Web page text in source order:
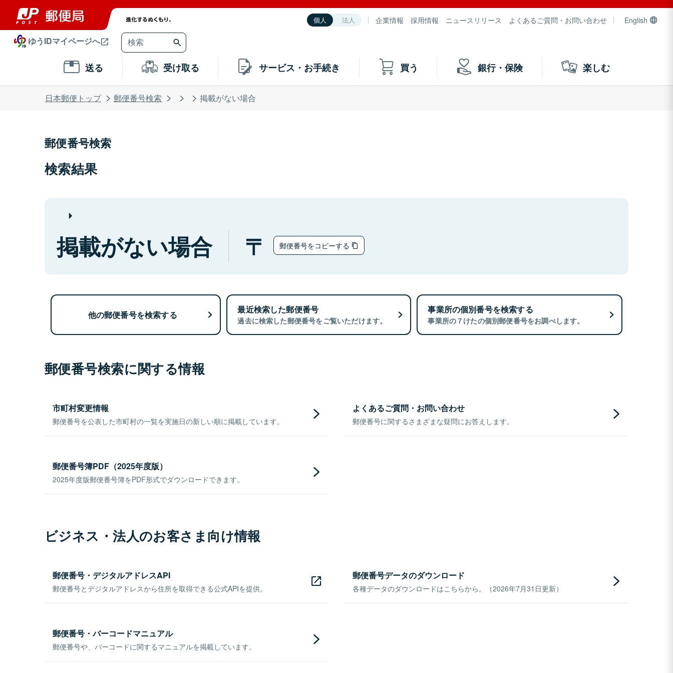
個人 法人 企業情報 採用情報 ニュースリリース よくあるご質問・お問い合わせ English
ゆうIDマイページへ
送る 受け取る サービス・お手続き 買う 銀行・保険 楽しむ
日本郵便トップ 郵便番号検索 掲載がない場合
郵便番号検索
検索結果
掲載がない場合 郵便番号をコピーする
他の郵便番号を検索する 最近検索した郵便番号
過去に検索した郵便番号をご覧いただけます。
事業所の個別番号を検索する
事業所の７けたの個別郵便番号をお調べします。
郵便番号検索に関する情報
市町村変更情報
郵便番号を公表した市町村の一覧を実施日の新しい順に掲載しています。
よくあるご質問・お問い合わせ
郵便番号に関するさまざまな疑問にお答えします。
郵便番号簿PDF（2025年度版）
2025年度版郵便番号簿をPDF形式でダウンロードできます。
ビジネス・法人のお客さま向け情報
郵便番号・デジタルアドレスAPI
郵便番号とデジタルアドレスから住所を取得できる公式APIを提供。
郵便番号データのダウンロード
各種データのダウンロードはこちらから。（2026年7月31日更新）
郵便番号・バーコードマニュアル
郵便番号や、バーコードに関するマニュアルを掲載しています。